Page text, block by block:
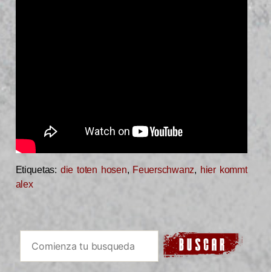
Etiquetas: die toten hosen, Feuerschwanz, hier kommt
alex